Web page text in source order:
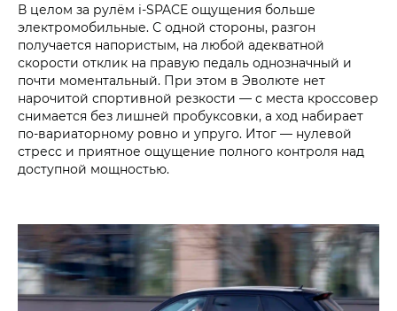
В целом за рулём i‑SPACE ощущения больше
электромобильные. С одной стороны, разгон
получается напористым, на любой адекватной
скорости отклик на правую педаль однозначный и
почти моментальный. При этом в Эволюте нет
нарочитой спортивной резкости — с места кроссовер
снимается без лишней пробуксовки, а ход набирает
по-вариаторному ровно и упруго. Итог — нулевой
стресс и приятное ощущение полного контроля над
доступной мощностью.